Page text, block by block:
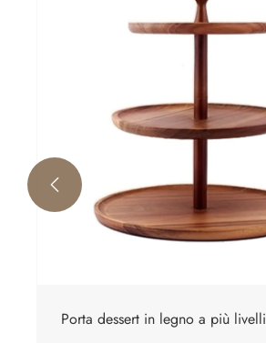
Porta dessert in legno a più livelli
